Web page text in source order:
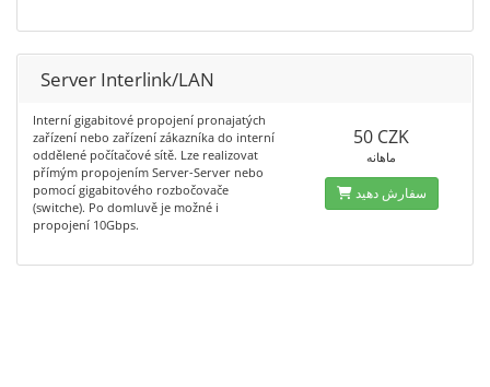
Server Interlink/LAN
Interní gigabitové propojení pronajatých
zařízení nebo zařízení zákazníka do interní
oddělené počítačové sítě. Lze realizovat
přímým propojením Server-Server nebo
pomocí gigabitového rozbočovače
(switche). Po domluvě je možné i
propojení 10Gbps.
50 CZK
ماهانه
سفارش دهید